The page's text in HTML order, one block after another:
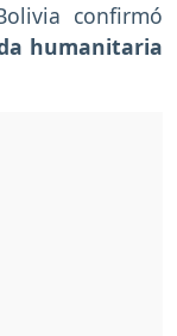
confirmó
humanitaria